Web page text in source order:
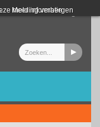
Meer informatie
melding verbergen
Login